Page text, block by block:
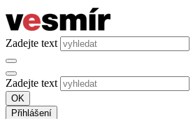
Zadejte text
Zadejte text
OK
Přihlášení